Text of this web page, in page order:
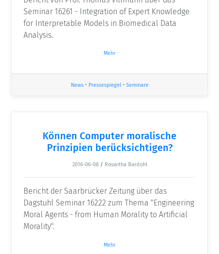
Seminar 16261 - Integration of Expert Knowledge
for Interpretable Models in Biomedical Data
Analysis.
Mehr
News• Pressespiegel• Seminare
Können Computer moralische
Prinzipien berücksichtigen?
2016-06-08 / Roswitha Bardohl
Bericht der Saarbrücker Zeitung über das
Dagstuhl Seminar 16222 zum Thema "Engineering
Moral Agents - from Human Morality to Artificial
Morality".
Mehr